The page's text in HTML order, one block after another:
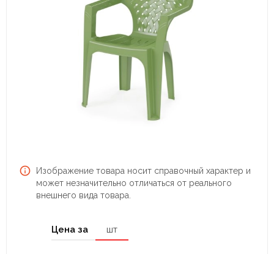
Изображение товара носит справочный характер и
может незначительно отличаться от реального
внешнего вида товара.
Цена за шт